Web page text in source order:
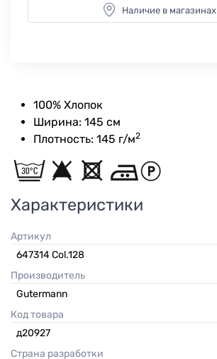
Наличие в магазинах
100% Хлопок
Ширина: 145 см
Плотность: 145 г/м2
Характеристики
Артикул
647314 Col.128
Производитель
Gutermann
Код товара
д20927
Страна разработки